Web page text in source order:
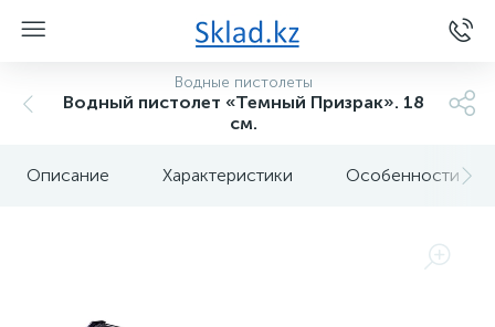
Водные пистолеты
Водный пистолет «Темный Призрак». 18
см.
Описание Характеристики Особенности